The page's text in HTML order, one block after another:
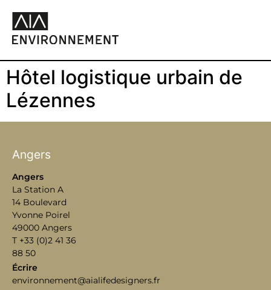
Hôtel logistique urbain de
Lézennes
Angers
Angers
La Station A
14 Boulevard
Yvonne Poirel
49000 Angers
T +33 (0)2 41 36
88 50
Écrire
environnement@aialifedesigners.fr